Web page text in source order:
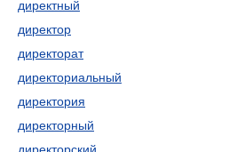
директный
директор
директорат
директориальный
директория
директорный